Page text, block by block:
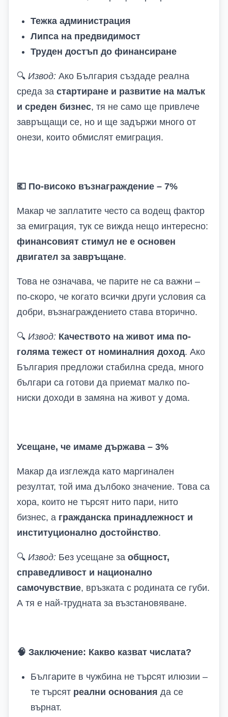
Тежка администрация
Липса на предвидимост
Труден достъп до финансиране
🔍 Извод: Ако България създаде реална
среда за стартиране и развитие на малък
и среден бизнес, тя не само ще привлече
завръщащи се, но и ще задържи много от
онези, които обмислят емиграция.
💶 По-високо възнаграждение – 7%
Макар че заплатите често са водещ фактор
за емиграция, тук се вижда нещо интересно:
финансовият стимул не е основен
двигател за завръщане.
Това не означава, че парите не са важни –
по-скоро, че когато всички други условия са
добри, възнаграждението става вторично.
🔍 Извод: Качеството на живот има по-
голяма тежест от номиналния доход. Ако
България предложи стабилна среда, много
българи са готови да приемат малко по-
ниски доходи в замяна на живот у дома.
Усещане, че имаме държава – 3%
Макар да изглежда като маргинален
резултат, той има дълбоко значение. Това са
хора, които не търсят нито пари, нито
бизнес, а гражданска принадлежност и
институционално достойнство.
🔍 Извод: Без усещане за общност,
справедливост и национално
самочувствие, връзката с родината се губи.
А тя е най-трудната за възстановяване.
🧠 Заключение: Какво казват числата?
Българите в чужбина не търсят илюзии –
те търсят реални основания да се
върнат.